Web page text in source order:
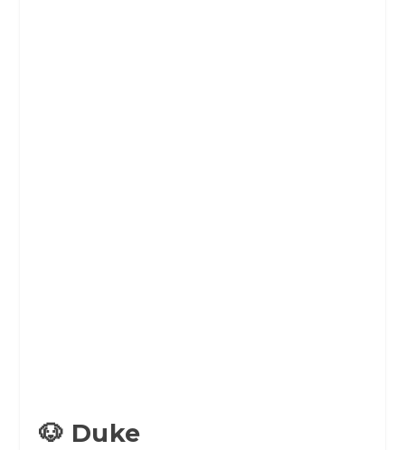
🐶 Duke